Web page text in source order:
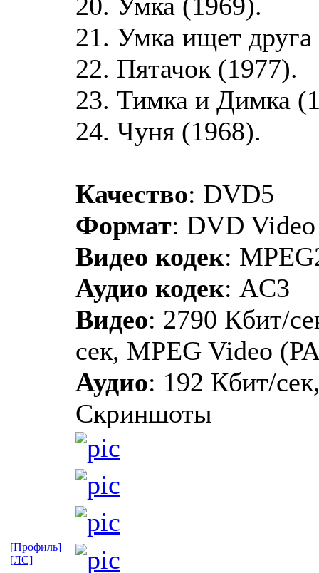
21. Умка ищет
22. Пятачок (1977).
23. Тимка и Димка
24. Чуня (1968).
Качество: DVD5
Формат: DVD Video
Видео кодек:
Аудио кодек: AC3
Видео: 2790 Кбит/
сек, MPEG Video
Аудио: 192 Кбит/
Скриншоты
[Профиль]
[ЛС]